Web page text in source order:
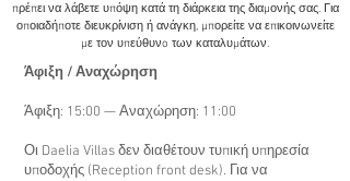
πρέπει να λάβετε υπόψη κατά τη διάρκεια της διαμονής σας. Για
οποιαδήποτε διευκρίνιση ή ανάγκη, μπορείτε να επικοινωνείτε
με τον υπεύθυνo των καταλυμάτων.
Άφιξη / Αναχώρηση
Άφιξη: 15:00 — Αναχώρηση: 11:00
Οι Daelia Villas δεν διαθέτουν τυπική υπηρεσία
υποδοχής (Reception front desk). Για να